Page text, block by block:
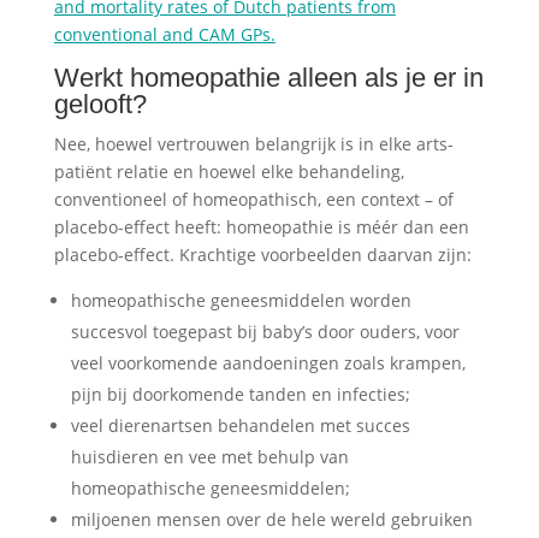
and mortality rates of Dutch patients from
conventional and CAM GPs.
Werkt homeopathie alleen als je er in
gelooft?
Nee, hoewel vertrouwen belangrijk is in elke arts-
patiënt relatie en hoewel elke behandeling,
conventioneel of homeopathisch, een context – of
placebo-effect heeft: homeopathie is méér dan een
placebo-effect. Krachtige voorbeelden daarvan zijn:
homeopathische geneesmiddelen worden
succesvol toegepast bij baby’s door ouders, voor
veel voorkomende aandoeningen zoals krampen,
pijn bij doorkomende tanden en infecties;
veel dierenartsen behandelen met succes
huisdieren en vee met behulp van
homeopathische geneesmiddelen;
miljoenen mensen over de hele wereld gebruiken